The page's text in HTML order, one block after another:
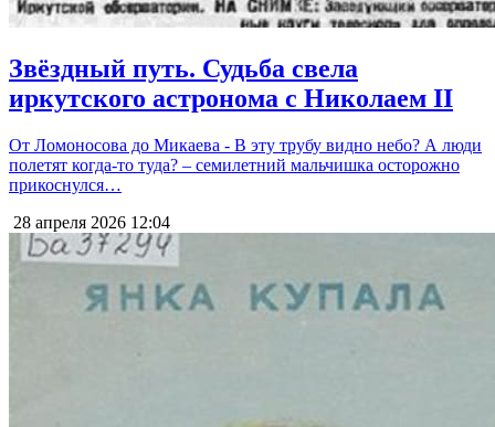
Звёздный путь. Судьба свела
иркутского астронома с Николаем II
От Ломоносова до Микаева - В эту трубу видно небо? А люди
полетят когда-то туда? – семилетний мальчишка осторожно
прикоснулся…
28 апреля 2026 12:04